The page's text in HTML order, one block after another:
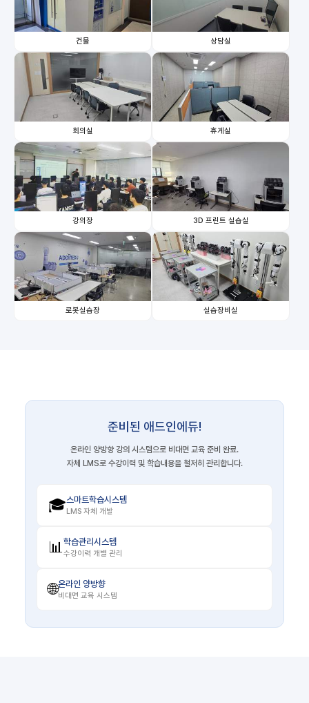
건물 상담실
회의실 휴게실
강의장 3D 프린트 실습실
로봇실습장 실습장비실
준비된 애드인에듀!
온라인 양방향 강의 시스템으로 비대면 교육 준비 완료.
자체 LMS로 수강이력 및 학습내용을 철저히 관리합니다.
🎓스마트학습시스템
LMS 자체 개발
📊 학습관리시스템
수강이력 개별 관리
🌐온라인 양방향
비대면 교육 시스템